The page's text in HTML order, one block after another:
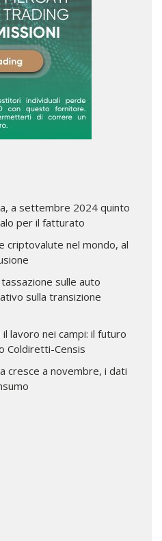
a settembre 2024 quinto
per il fatturato
criptovalute nel mondo, al
sulle auto
sulla transizione
lavoro nei campi: il futuro
Coldiretti-Censis
cresce a novembre, i dati